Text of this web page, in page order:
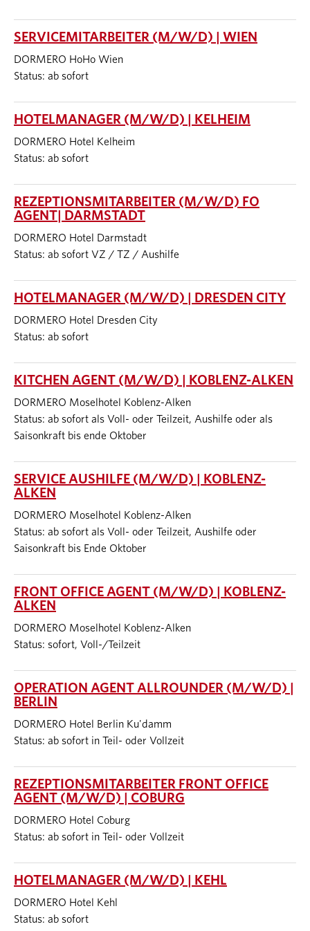
SERVICEMITARBEITER (M/W/D) | WIEN
DORMERO HoHo Wien
Status: ab sofort
HOTELMANAGER (M/W/D) | KELHEIM
DORMERO Hotel Kelheim
Status: ab sofort
REZEPTIONSMITARBEITER (M/W/D) FO
AGENT| DARMSTADT
DORMERO Hotel Darmstadt
Status: ab sofort VZ / TZ / Aushilfe
HOTELMANAGER (M/W/D) | DRESDEN CITY
DORMERO Hotel Dresden City
Status: ab sofort
KITCHEN AGENT (M/W/D) | KOBLENZ-ALKEN
DORMERO Moselhotel Koblenz-Alken
Status: ab sofort als Voll- oder Teilzeit, Aushilfe oder als
Saisonkraft bis ende Oktober
SERVICE AUSHILFE (M/W/D) | KOBLENZ-
ALKEN
DORMERO Moselhotel Koblenz-Alken
Status: ab sofort als Voll- oder Teilzeit, Aushilfe oder
Saisonkraft bis Ende Oktober
FRONT OFFICE AGENT (M/W/D) | KOBLENZ-
ALKEN
DORMERO Moselhotel Koblenz-Alken
Status: sofort, Voll-/Teilzeit
OPERATION AGENT ALLROUNDER (M/W/D) |
BERLIN
DORMERO Hotel Berlin Ku'damm
Status: ab sofort in Teil- oder Vollzeit
REZEPTIONSMITARBEITER FRONT OFFICE
AGENT (M/W/D) | COBURG
DORMERO Hotel Coburg
Status: ab sofort in Teil- oder Vollzeit
HOTELMANAGER (M/W/D) | KEHL
DORMERO Hotel Kehl
Status: ab sofort